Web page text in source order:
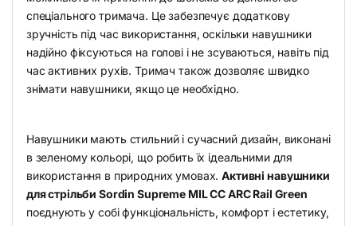
спеціального тримача. Це забезпечує додаткову
зручність під час використання, оскільки навушники
надійно фіксуються на голові і не зсуваються, навіть під
час активних рухів. Тримач також дозволяє швидко
знімати навушники, якщо це необхідно.
Навушники мають стильний і сучасний дизайн, виконані
в зеленому кольорі, що робить їх ідеальними для
використання в природних умовах.Активні навушники
для стрільби Sordin Supreme MIL CC ARC Rail Green
поєднують у собі функціональність, комфорт і естетику,